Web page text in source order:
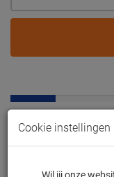
Cookie instellingen
Wil jij onze